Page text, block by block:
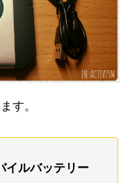
す。
イルバッテリー